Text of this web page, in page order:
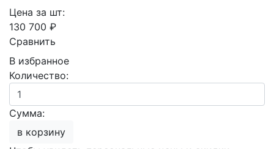
Цена за шт:
130 700 ₽
Сравнить
В избранное
Количество:
Сумма:
в корзину